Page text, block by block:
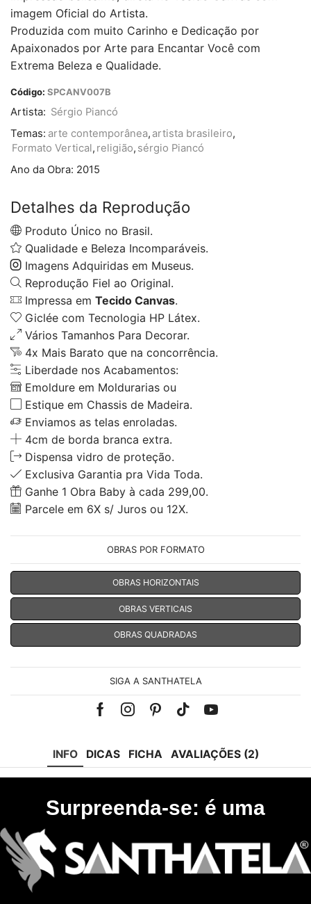
imagem Oficial do Artista.
Produzida com muito Carinho e Dedicação por
Apaixonados por Arte para Encantar Você com
Extrema Beleza e Qualidade.
Código: SPCANV007B
Artista: Sérgio Piancó
Temas: arte contemporânea, artista brasileiro,
Formato Vertical, religião, sérgio Piancó
Ano da Obra: 2015
Detalhes da Reprodução
Produto Único no Brasil.
Qualidade e Beleza Incomparáveis.
Imagens Adquiridas em Museus.
Reprodução Fiel ao Original.
Impressa em Tecido Canvas.
Giclée com Tecnologia HP Látex.
Vários Tamanhos Para Decorar.
4x Mais Barato que na concorrência.
Liberdade nos Acabamentos:
Emoldure em Moldurarias ou
Estique em Chassis de Madeira.
Enviamos as telas enroladas.
4cm de borda branca extra.
Dispensa vidro de proteção.
Exclusiva Garantia pra Vida Toda.
Ganhe 1 Obra Baby à cada 299,00.
Parcele em 6X s/ Juros ou 12X.
OBRAS POR FORMATO
OBRAS HORIZONTAIS
OBRAS VERTICAIS
OBRAS QUADRADAS
SIGA A SANTHATELA
FacebookInstagramPinterest
Tik-Youtube
INFO DICAS FICHA AVALIAÇÕES (2)
Surpreenda-se: é uma